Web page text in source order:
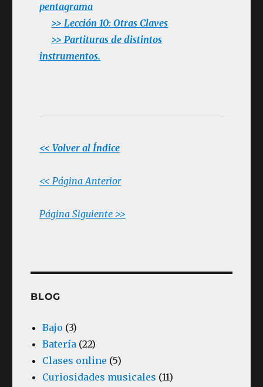
pentagrama
>> Lección 10: Otras Claves
>> Partituras de distintos
instrumentos.
<< Volver al Índice
<< Página Anterior
Página Siguiente >>
BLOG
Bajo (3)
Batería (22)
Clases online (5)
Curiosidades musicales (11)